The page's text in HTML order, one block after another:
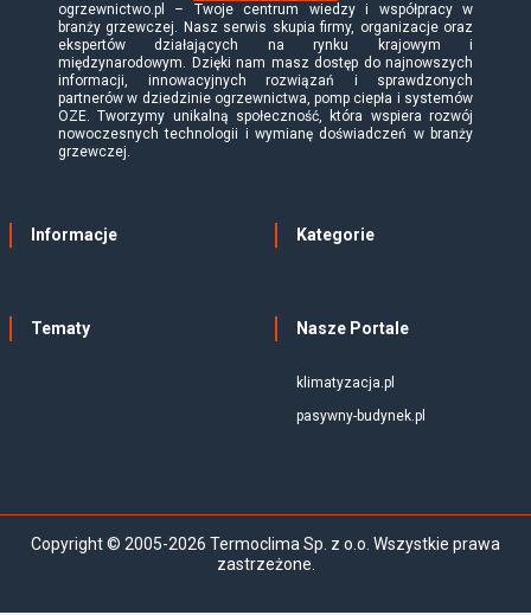
ogrzewnictwo.pl – Twoje centrum wiedzy i współpracy w
branży grzewczej. Nasz serwis skupia firmy, organizacje oraz
ekspertów działających na rynku krajowym i
międzynarodowym. Dzięki nam masz dostęp do najnowszych
informacji, innowacyjnych rozwiązań i sprawdzonych
partnerów w dziedzinie ogrzewnictwa, pomp ciepła i systemów
OZE. Tworzymy unikalną społeczność, która wspiera rozwój
nowoczesnych technologii i wymianę doświadczeń w branży
grzewczej.
Informacje Kategorie
Tematy Nasze Portale
klimatyzacja.pl
pasywny-budynek.pl
Copyright © 2005-2026 Termoclima Sp. z o.o. Wszystkie prawa
zastrzeżone.